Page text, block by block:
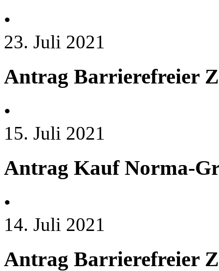
•
23. Juli 2021
Antrag Barrierefreier
•
15. Juli 2021
Antrag Kauf Norma-
•
14. Juli 2021
Antrag Barrierefreier